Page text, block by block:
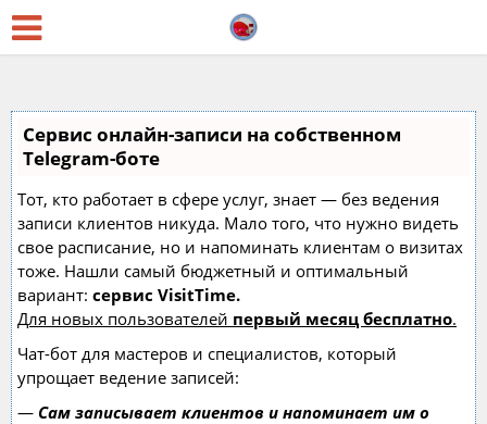
Сервис онлайн-записи на собственном
Telegram-боте
Тот, кто работает в сфере услуг, знает — без ведения
записи клиентов никуда. Мало того, что нужно видеть
свое расписание, но и напоминать клиентам о визитах
тоже. Нашли самый бюджетный и оптимальный
вариант: сервис VisitTime.
Для новых пользователей первый месяц бесплатно.
Чат-бот для мастеров и специалистов, который
упрощает ведение записей:
— Сам записывает клиентов и напоминает им о